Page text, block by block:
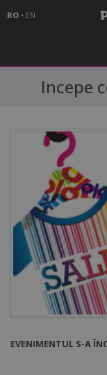
RO • EN
Incepe
EVENIMENTUL S-A